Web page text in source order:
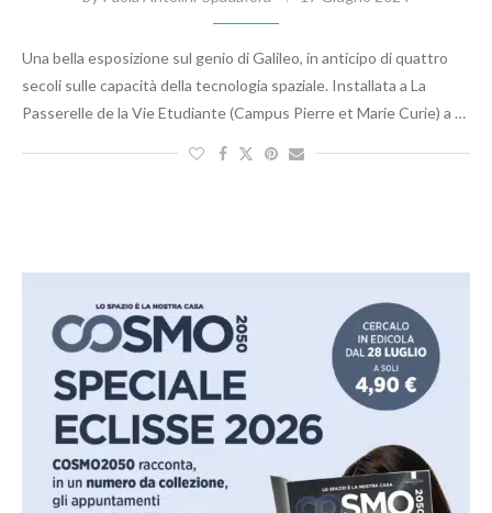
Una bella esposizione sul genio di Galileo, in anticipo di quattro
secoli sulle capacità della tecnologia spaziale. Installata a La
Passerelle de la Vie Etudiante (Campus Pierre et Marie Curie) a …